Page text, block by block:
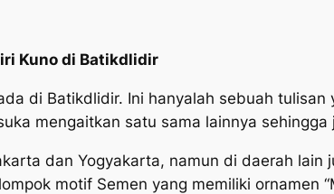
Kuno di Batikdlidir
di Batikdlidir. Ini hanyalah sebuah
mengaitkan satu sama lainnya
dan Yogyakarta, namun di daerah
motif Semen yang memiliki ornamen